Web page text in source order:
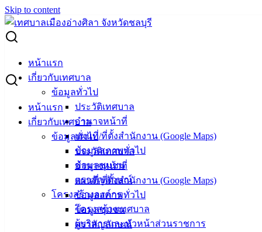
Skip to content
หน้าแรก
เกี่ยวกับเทศบาล
ข้อมูลทั่วไป
ประวัติเทศบาล
อำนาจหน้าที่
แผนที่/ที่ตั้งสำนักงาน (Google Maps)
ข้อมูลสภาพทั่วไป
ข้อมูลชุมชน
ตราสัญลักษณ์
โครงสร้างองค์กร
โครงสร้างเทศบาล
ผู้บริหารและหัวหน้าส่วนราชการ
หน้าแรก
เกี่ยวกับเทศบาล
ข้อมูลทั่วไป
ประวัติเทศบาล
อำนาจหน้าที่
แผนที่/ที่ตั้งสำนักงาน (Google Maps)
ข้อมูลสภาพทั่วไป
ข้อมูลชุมชน
ตราสัญลักษณ์
Search for:
แผนการดำเนินงาน
แผนการดำเนินงาน
09 ก.ค. 2569 แผนการดำเนินงาน ประจำปีงบประมาณ พ.ศ. 2569
แก้ไขครั้งที่ 2/2569
แผนการดำเนินงาน ประจำปีงบประมาณ พ.ศ. 2569
เพิ่มเติม ครั้งที่ 3/2569
แผนการดำเนินงาน ประจำปีงบประมาณ พ.ศ. 2569
เพิ่มเติม ครั้งที่ 2/2569
แผนการดำเนินงาน ประจำปีงบประมาณ พ.ศ.2569
แก้ไข ครั้งที่ 1/2569